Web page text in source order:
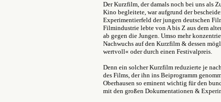
Der Kurzfilm, der damals noch bei uns als
Kino begleitete, war aufgrund der
Experimentierfeld der jungen deutschen
Filmindustrie lebte von A bis Z aus dem
ab gegen die Jungen. Umso mehr
Nachwuchs auf den Kurzfilm & dessen
wertvoll« oder durch einen Festivalpreis.
Denn ein solcher Kurzfilm reduzierte je
des Films, der ihn ins Beiprogramm
Oberhausen so eminent wichtig für den
mit den großen Dokumentationen &